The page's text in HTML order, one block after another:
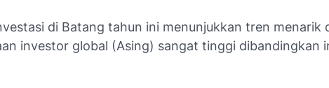
di Batang tahun ini menunjukkan tren menarik
investor global (Asing) sangat tinggi dibandingkan